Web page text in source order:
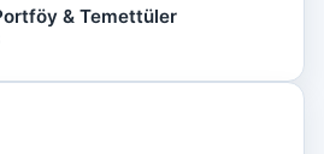
& Temettüler